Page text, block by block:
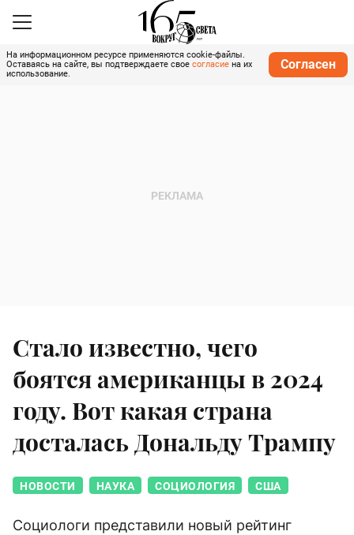
На информационном ресурсе применяются cookie-файлы.
Оставаясь на сайте, вы подтверждаете свое согласие на их
использование.
Согласен
Стало известно, чего
боятся американцы в 2024
году. Вот какая страна
досталась Дональду Трампу
НОВОСТИ НАУКА СОЦИОЛОГИЯ США
Социологи представили новый рейтинг